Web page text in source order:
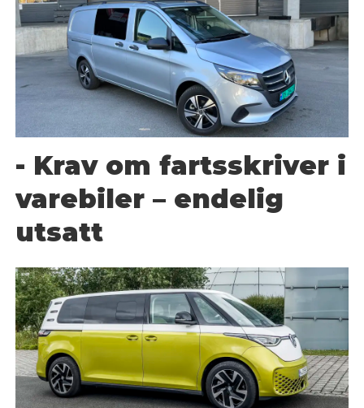
- Krav om fartsskriver i
varebiler – endelig
utsatt